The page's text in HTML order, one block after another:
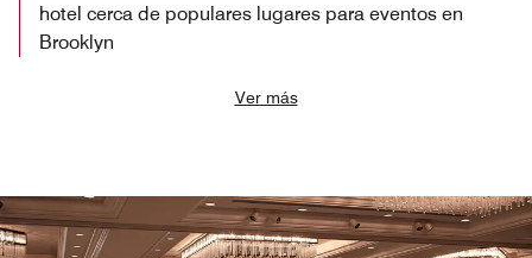
hotel cerca de populares lugares para eventos en
Brooklyn
Ver más